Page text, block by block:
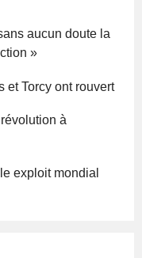
aucun doute la
»
et Torcy ont rouvert
à
exploit mondial